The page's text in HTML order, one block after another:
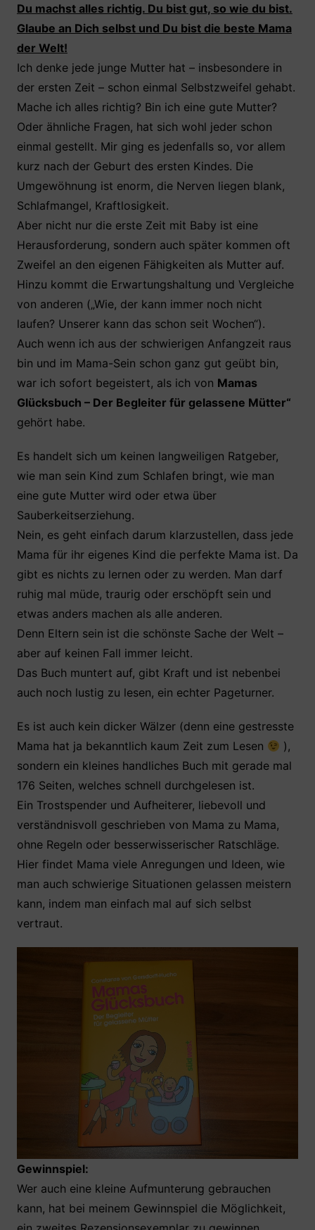
c
e
b
o
o
k
itt
er
at
s
A
p
p
er
e
st
le
n
Du machst alles richtig. Du bist gut, so wie du bist.
Glaube an Dich selbst und Du bist die beste Mama
der Welt!
Ich denke jede junge Mutter hat – insbesondere in
der ersten Zeit – schon einmal Selbstzweifel gehabt.
Mache ich alles richtig? Bin ich eine gute Mutter?
Oder ähnliche Fragen, hat sich wohl jeder schon
einmal gestellt. Mir ging es jedenfalls so, vor allem
kurz nach der Geburt des ersten Kindes. Die
Umgewöhnung ist enorm, die Nerven liegen blank,
Schlafmangel, Kraftlosigkeit.
Aber nicht nur die erste Zeit mit Baby ist eine
Herausforderung, sondern auch später kommen oft
Zweifel an den eigenen Fähigkeiten als Mutter auf.
Hinzu kommt die Erwartungshaltung und Vergleiche
von anderen („Wie, der kann immer noch nicht
laufen? Unserer kann das schon seit Wochen“).
Auch wenn ich aus der schwierigen Anfangzeit raus
bin und im Mama-Sein schon ganz gut geübt bin,
war ich sofort begeistert, als ich von Mamas
Glücksbuch – Der Begleiter für gelassene Mütter“
gehört habe.
Es handelt sich um keinen langweiligen Ratgeber,
wie man sein Kind zum Schlafen bringt, wie man
eine gute Mutter wird oder etwa über
Sauberkeitserziehung.
Nein, es geht einfach darum klarzustellen, dass jede
Mama für ihr eigenes Kind die perfekte Mama ist. Da
gibt es nichts zu lernen oder zu werden. Man darf
ruhig mal müde, traurig oder erschöpft sein und
etwas anders machen als alle anderen.
Denn Eltern sein ist die schönste Sache der Welt –
aber auf keinen Fall immer leicht.
Das Buch muntert auf, gibt Kraft und ist nebenbei
auch noch lustig zu lesen, ein echter Pageturner.
Es ist auch kein dicker Wälzer (denn eine gestresste
Mama hat ja bekanntlich kaum Zeit zum Lesen
),
sondern ein kleines handliches Buch mit gerade mal
176 Seiten, welches schnell durchgelesen ist.
Ein Trostspender und Aufheiterer, liebevoll und
verständnisvoll geschrieben von Mama zu Mama,
ohne Regeln oder besserwisserischer Ratschläge.
Hier findet Mama viele Anregungen und Ideen, wie
man auch schwierige Situationen gelassen meistern
kann, indem man einfach mal auf sich selbst
vertraut.
Gewinnspiel:
Wer auch eine kleine Aufmunterung gebrauchen
kann, hat bei meinem Gewinnspiel die Möglichkeit,